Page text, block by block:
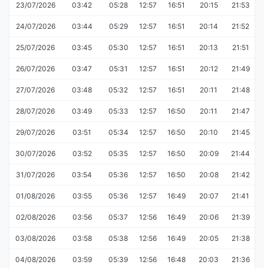
23/07/2026 03:42 05:28 12:57 16:51 20:15 21:53
24/07/2026 03:44 05:29 12:57 16:51 20:14 21:52
25/07/2026 03:45 05:30 12:57 16:51 20:13 21:51
26/07/2026 03:47 05:31 12:57 16:51 20:12 21:49
27/07/2026 03:48 05:32 12:57 16:51 20:11 21:48
28/07/2026 03:49 05:33 12:57 16:50 20:11 21:47
29/07/2026 03:51 05:34 12:57 16:50 20:10 21:45
30/07/2026 03:52 05:35 12:57 16:50 20:09 21:44
31/07/2026 03:54 05:36 12:57 16:50 20:08 21:42
01/08/2026 03:55 05:36 12:57 16:49 20:07 21:41
02/08/2026 03:56 05:37 12:56 16:49 20:06 21:39
03/08/2026 03:58 05:38 12:56 16:49 20:05 21:38
04/08/2026 03:59 05:39 12:56 16:48 20:03 21:36